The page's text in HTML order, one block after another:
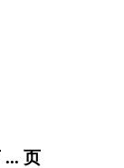
... 页